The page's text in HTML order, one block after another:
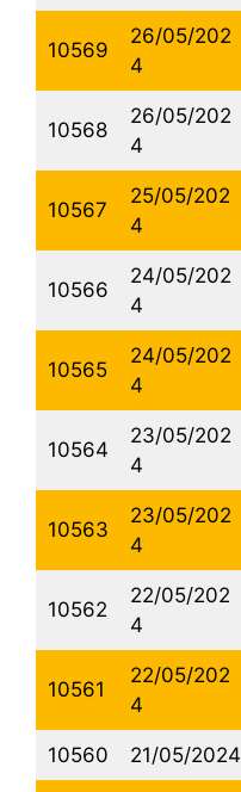
10569
26/05/202
4
10568
26/05/202
4
10567
25/05/202
4
10566
24/05/202
4
10565
24/05/202
4
10564
23/05/202
4
10563
23/05/202
4
10562
22/05/202
4
10561
22/05/202
4
10560 21/05/2024